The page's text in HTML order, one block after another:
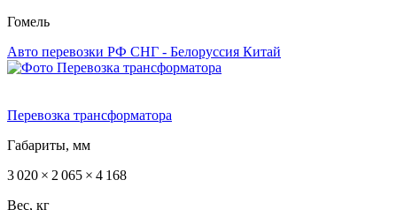
Гомель
Авто перевозки РФ СНГ - Белоруссия Китай
Перевозка трансформатора
Габариты, мм
3 020 × 2 065 × 4 168
Вес, кг